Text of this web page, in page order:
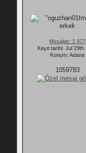
Mesajlar: 1,977
Kayıt tarihi: Jul 29th
Konum: Adana
1059783